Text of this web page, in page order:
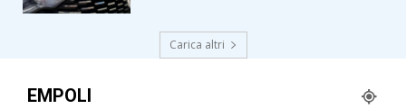
Carica altri
EMPOLI